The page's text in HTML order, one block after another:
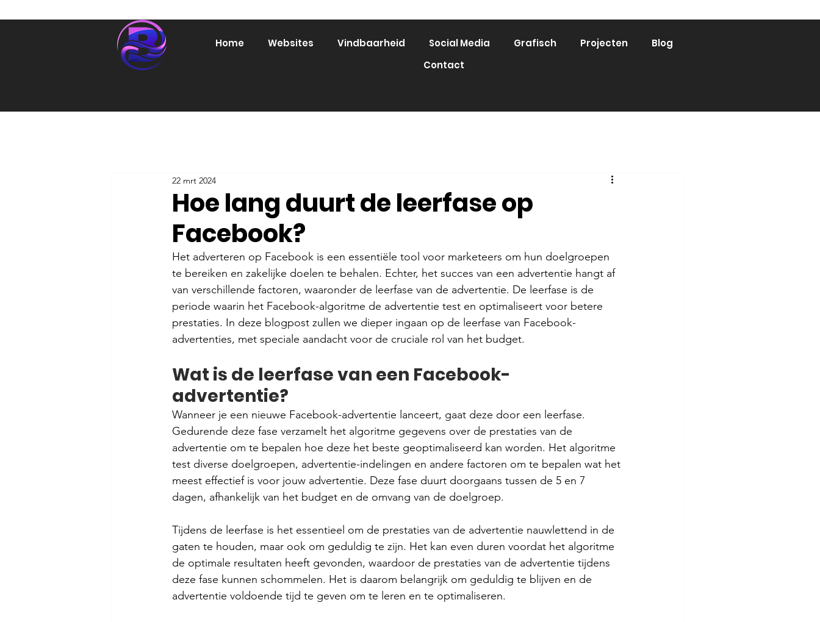
Home Websites Vindbaarheid Social Media Grafisch Projecten
Blog
Contact
Hoe lang duurt de leerfase op
Facebook?
22 mrt 2024
Het adverteren op Facebook is een essentiële tool voor marketeers om hun doelgroepen
te bereiken en zakelijke doelen te behalen. Echter, het succes van een advertentie hangt af
van verschillende factoren, waaronder de leerfase van de advertentie. De leerfase is de
periode waarin het Facebook-algoritme de advertentie test en optimaliseert voor betere
prestaties. In deze blogpost zullen we dieper ingaan op de leerfase van Facebook-
advertenties, met speciale aandacht voor de cruciale rol van het budget.
Wat is de leerfase van een Facebook-
advertentie?
Wanneer je een nieuwe Facebook-advertentie lanceert, gaat deze door een leerfase.
Gedurende deze fase verzamelt het algoritme gegevens over de prestaties van de
advertentie om te bepalen hoe deze het beste geoptimaliseerd kan worden. Het algoritme
test diverse doelgroepen, advertentie-indelingen en andere factoren om te bepalen wat het
meest effectief is voor jouw advertentie. Deze fase duurt doorgaans tussen de 5 en 7
dagen, afhankelijk van het budget en de omvang van de doelgroep.
Tijdens de leerfase is het essentieel om de prestaties van de advertentie nauwlettend in de
gaten te houden, maar ook om geduldig te zijn. Het kan even duren voordat het algoritme
de optimale resultaten heeft gevonden, waardoor de prestaties van de advertentie tijdens
deze fase kunnen schommelen. Het is daarom belangrijk om geduldig te blijven en de
advertentie voldoende tijd te geven om te leren en te optimaliseren.